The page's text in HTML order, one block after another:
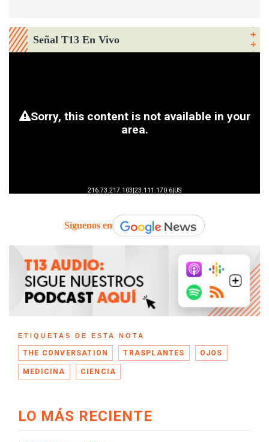
Señal T13 En Vivo
Síguenos en
ETIQUETAS DE ESTA NOTA
THE CONVERSATION TRASPLANTES OJOS
MEDICINA CIENCIA
LO MÁS RECIENTE